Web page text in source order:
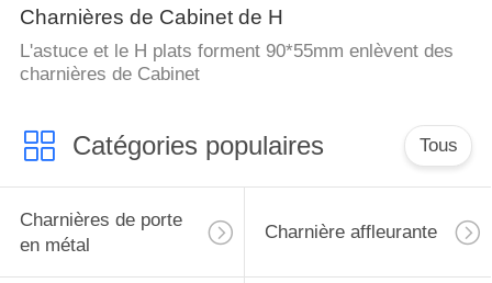
Charnières de Cabinet de H
L'astuce et le H plats forment 90*55mm enlèvent des
charnières de Cabinet
Catégories populaires Tous
Charnières de porte
en métal
Charnière affleurante